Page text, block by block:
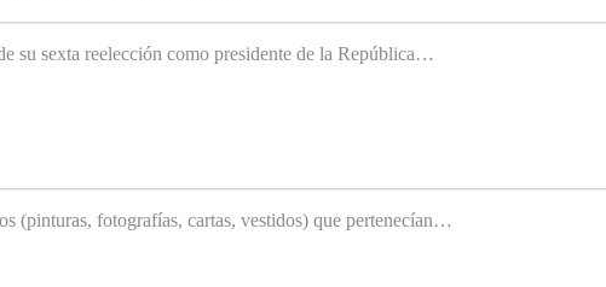
su sexta reelección como presidente de la República…
(pinturas, fotografías, cartas, vestidos) que pertenecían…